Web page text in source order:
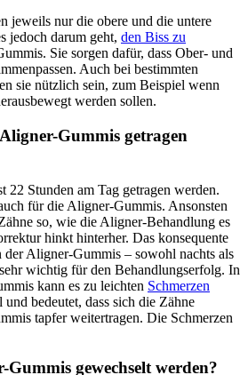
jeweils nur die obere und die untere
jedoch darum geht, den Biss zu
Sie sorgen dafür, dass Ober- und
Auch bei bestimmten
sie nützlich sein, zum Beispiel wenn
werden sollen.
Gummis getragen
22 Stunden am Tag getragen werden.
für die Aligner-Gummis. Ansonsten
so, wie die Aligner-Behandlung es
hinkt hinterher. Das konsequente
der Aligner-Gummis – sowohl nachts als
wichtig für den Behandlungserfolg. In
kann es zu leichten Schmerzen
bedeutet, dass sich die Zähne
tapfer weitertragen. Die Schmerzen
Gummis gewechselt werden?